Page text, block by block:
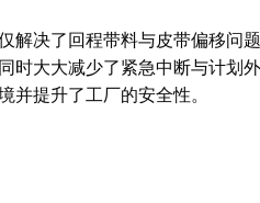
解决了回程带料与皮带偏移问
时大大减少了紧急中断与计划
并提升了工厂的安全性。